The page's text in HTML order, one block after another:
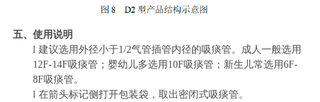
五、使用说明
l 建议选用外径小于1/2气管插管内径的吸痰管 。 成人一般选用
12F-14F吸痰管；婴幼儿多选用 10F吸痰管；新生儿常选用6F-
8F吸痰管。
l 在箭头标记侧打开包装袋，取出 密闭式吸痰管 。